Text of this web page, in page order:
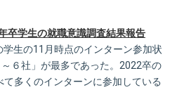
卒学生の就職意識調査結果報告
生の11月時点のインターン参加状
６社」が最多であった。2022卒の
多くのインターンに参加している